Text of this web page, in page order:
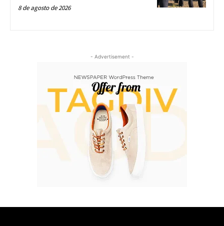
8 de agosto de 2026
- Advertisement -